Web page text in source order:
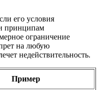
его условия
принципам
ограничение
на любую
недействительность.
Пример